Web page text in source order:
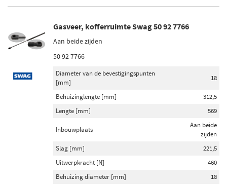
Gasveer, kofferruimte Swag 50 92 7766
Aan beide zijden
50 92 7766
Diameter van de bevestigingspunten
[mm]
18
Behuizinglengte [mm]
312,5
Lengte [mm]
569
Inbouwplaats
Aan beide
zijden
Slag [mm]
221,5
Uitwerpkracht [N]
460
Behuizing diameter [mm]
18